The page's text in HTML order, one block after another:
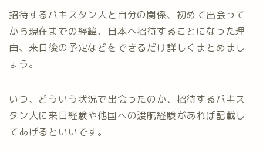
招待するパキスタン人と自分の関係、初めて出会って
から現在までの経緯、日本へ招待することになった理
由、来日後の予定などをできるだけ詳しくまとめまし
ょう。
いつ、どういう状況で出会ったのか、招待するパキス
タン人に来日経験や他国への渡航経験があれば記載し
てあげるといいです。